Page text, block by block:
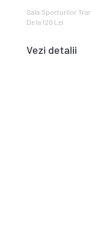
Sala Sporturilor
De la 120 Lei
Vezi detalii